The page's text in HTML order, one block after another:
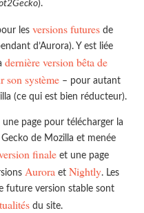
).
lesversions futures de
d’Aurora). Y est liée
dernière version bêta de
son système – pour autant
(ce qui est bien réducteur).
page pour télécharger la
de Mozilla et menée
finale et une page
Aurora etNightly. Les
future version stable sont
du site.